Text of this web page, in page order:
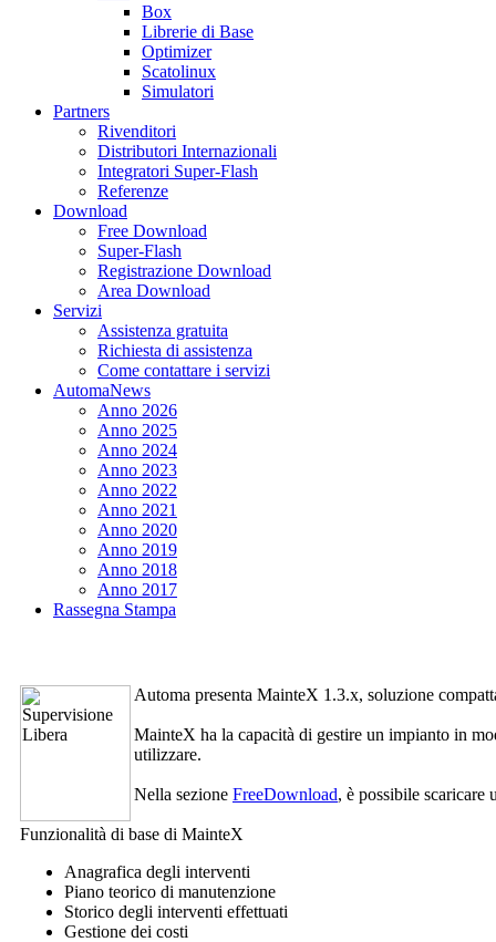
Box
Librerie di Base
Optimizer
Scatolinux
Simulatori
Partners
Rivenditori
Distributori Internazionali
Integratori Super-Flash
Referenze
Download
Free Download
Super-Flash
Registrazione Download
Area Download
Servizi
Assistenza gratuita
Richiesta di assistenza
Come contattare i servizi
AutomaNews
Anno 2026
Anno 2025
Anno 2024
Anno 2023
Anno 2022
Anno 2021
Anno 2020
Anno 2019
Anno 2018
Anno 2017
Rassegna Stampa
Automa presenta MainteX 1.3.x, soluzione
MainteX ha la capacità di gestire un impianto in
utilizzare.
Nella sezione FreeDownload, è possibile scaricare
Funzionalità di base di MainteX
Anagrafica degli interventi
Piano teorico di manutenzione
Storico degli interventi effettuati
Gestione dei costi